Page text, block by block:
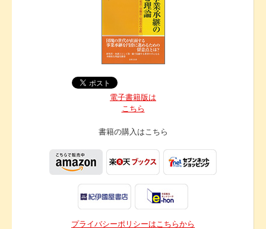
電子書籍版は
こちら
書籍の購入はこちら
プライバシーポリシーはこちらから